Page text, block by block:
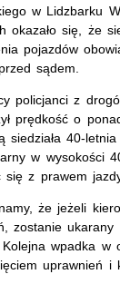
w Lidzbarku
okazało się, że
pojazdów
sądem.
policjanci z
prędkość o
siedziała 40-
w wysokości
się z prawem
że jeżeli
zostanie
Kolejna wpadka w
uprawnień i